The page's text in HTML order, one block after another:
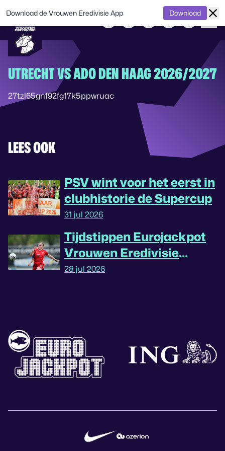
UTRECHT VS ADO DEN HAAG 2026/2027
27tzl65gnf92fg17k5ppwruac
LEES OOK
PSV wint voor het eerst in
clubhistorie de Supercup
31 jul 2026
Tijdstippen Eurojackpot
Vrouwen Eredivisie
omgedraaid
28 jul 2026
Download de Vrouwen Eredivisie App Download